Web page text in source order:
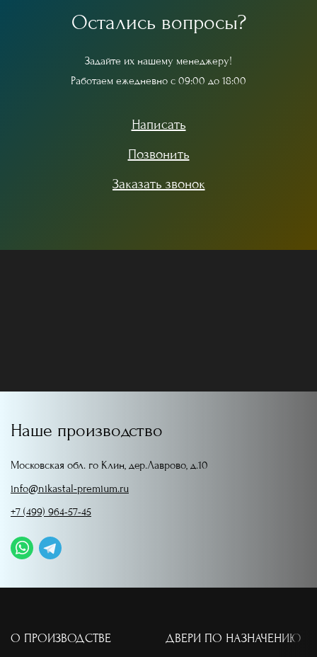
Остались вопросы?
Задайте их нашему менеджеру!
Работаем ежедневно с 09:00 до 18:00
Написать
Позвонить
Заказать звонок
Наше производство
Московская обл. го Клин, дер.Лаврово, д.10
info@nikastal-premium.ru
+7 (499) 964-57-45
О ПРОИЗВОДСТВЕ ДВЕРИ ПО НАЗНАЧЕНИЮ